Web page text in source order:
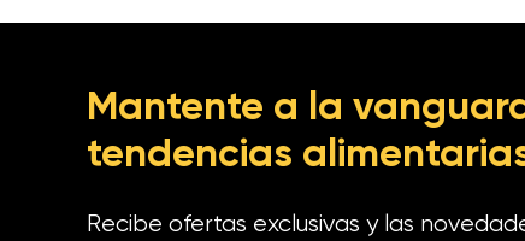
Mantente a la
tendencias
Recibe ofertas exclusivas y las